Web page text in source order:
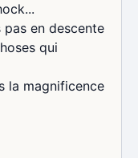
pas en descente
qui
la magnificence